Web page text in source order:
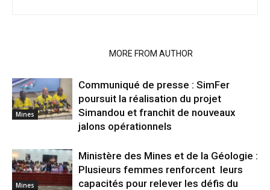
MORE FROM AUTHOR
Mines
Communiqué de presse : SimFer
poursuit la réalisation du projet
Simandou et franchit de nouveaux
jalons opérationnels
Mines
Ministère des Mines et de la Géologie :
Plusieurs femmes renforcent leurs
capacités pour relever les défis du